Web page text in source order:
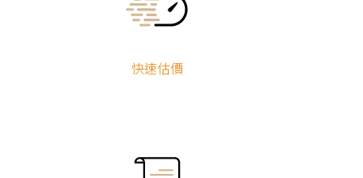
快速估價
溫馨機能雙升級
｜傳承老宅換新
系統櫃